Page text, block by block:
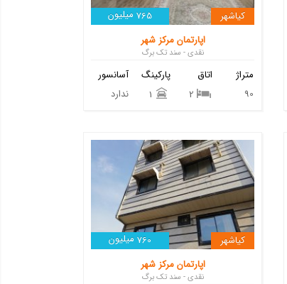
765 میلیون
کیاشهر
اپارتمان مرکز شهر
نقدی - سند تک برگ
آسانسور
ندارد
پارکینگ
اتاق
متراژ
90
760 میلیون
کیاشهر
اپارتمان مرکز شهر
نقدی - سند تک برگ